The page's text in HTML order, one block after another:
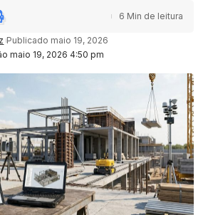
maio 19, 2026 4:50 pm
Publicado maio 19, 2026
6 Min de leitura